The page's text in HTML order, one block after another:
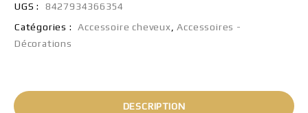
UGS :
8427934366354
Catégories :
Accessoire cheveux ,Accessoires -
Décorations
DESCRIPTION